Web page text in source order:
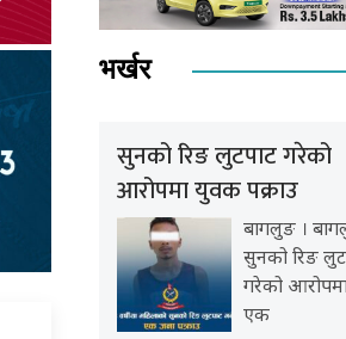
भर्खर
सुनको रिङ लुटपाट गरेको
आरोपमा युवक पक्राउ
बागलुङ ।
सुनको रिङ
गरेको आरोपमा
एक